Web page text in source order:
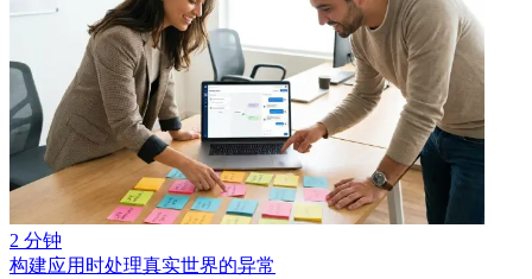
2 分钟
构建应用时处理真实世界的异常